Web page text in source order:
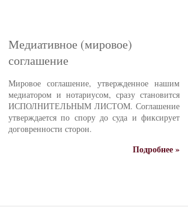
Медиативное (мировое)
соглашение
Мировое соглашение, утвержденное нашим
медиатором и нотариусом, сразу становится
ИСПОЛНИТЕЛЬНЫМ ЛИСТОМ. Соглашение
утверждается по спору до суда и фиксирует
договренности сторон.
Подробнее »